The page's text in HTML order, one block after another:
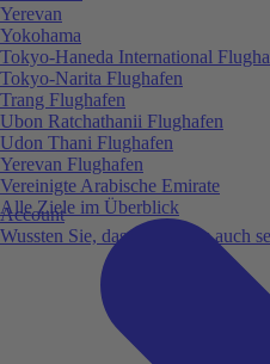
Account
Wussten Sie, dass Sie vieles auch
Yerevan
Yokohama
Tokyo-Haneda International
Tokyo-Narita Flughafen
Trang Flughafen
Ubon Ratchathanii Flughafen
Udon Thani Flughafen
Yerevan Flughafen
Vereinigte Arabische Emirate
Alle Ziele im Überblick